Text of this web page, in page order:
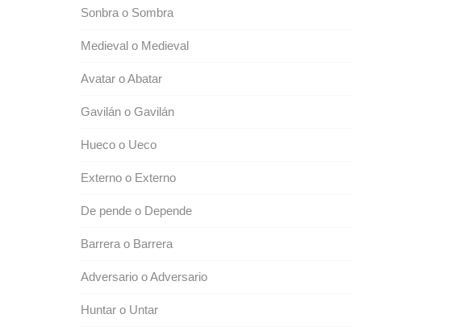
Sonbra o Sombra
Medieval o Medieval
Avatar o Abatar
Gavilán o Gavilán
Hueco o Ueco
Externo o Externo
De pende o Depende
Barrera o Barrera
Adversario o Adversario
Huntar o Untar